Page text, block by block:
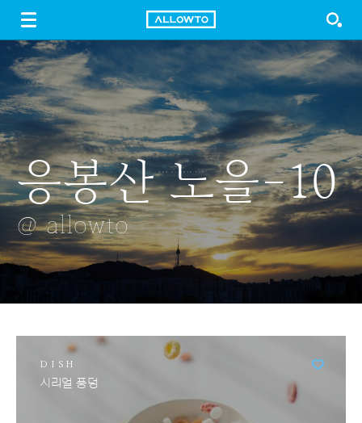
FREE DOWNLOAD GUIDE LOGIN
응봉산 노을-10
@ allowto
가을엔딩
@ allowto
라벤더 향
@ allowto
크리스마스 트리
@ allowto
자목련
@ allowto
DISH
시리얼 풍덩